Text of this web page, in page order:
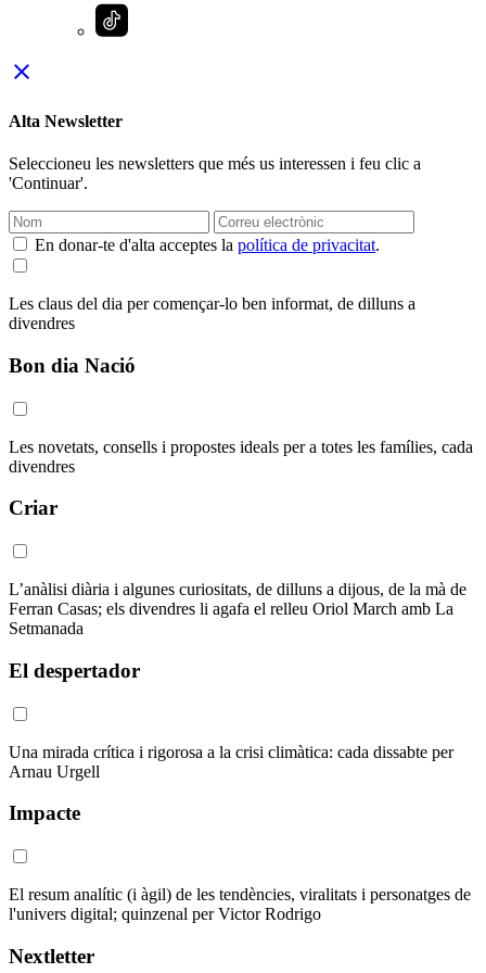
close
Alta Newsletter
Seleccioneu les newsletters que més us interessen i feu clic a
'Continuar'.
En donar-te d'alta acceptes la política de privacitat.
Les claus del dia per començar-lo ben informat, de dilluns a
divendres
Bon dia Nació
Les novetats, consells i propostes ideals per a totes les famílies, cada
divendres
Criar
L’anàlisi diària i algunes curiositats, de dilluns a dijous, de la mà de
Ferran Casas; els divendres li agafa el relleu Oriol March amb La
Setmanada
El despertador
Una mirada crítica i rigorosa a la crisi climàtica: cada dissabte per
Arnau Urgell
Impacte
El resum analític (i àgil) de les tendències, viralitats i personatges de
l'univers digital; quinzenal per Victor Rodrigo
Nextletter